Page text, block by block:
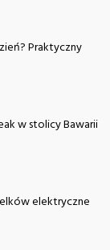
Praktyczny
w stolicy Bawarii
elektryczne